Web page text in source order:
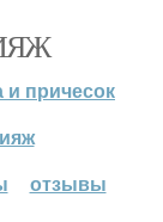
причесок
отзывы